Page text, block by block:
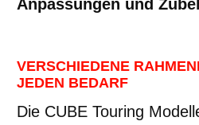
Anpassungen und
VERSCHIEDENE
JEDEN BEDARF
Die CUBE Touring